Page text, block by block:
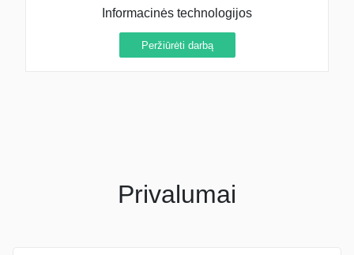
Informacinės technologijos
Peržiūrėti darbą
Privalumai